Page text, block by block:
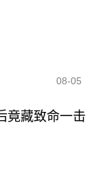
08-05
竟藏致命一击